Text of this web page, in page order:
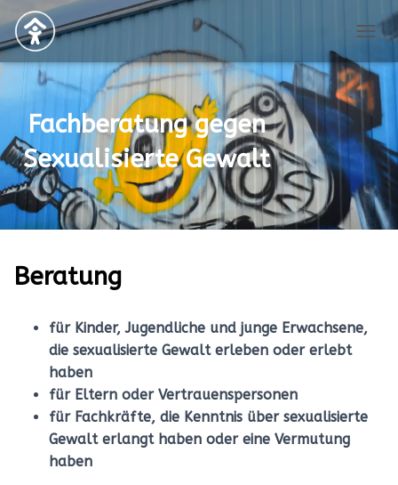
Fachberatung gegen
Sexualisierte Gewalt
Beratung
für Kinder, Jugendliche und junge Erwachsene,
die sexualisierte Gewalt erleben oder erlebt
haben
für Eltern oder Vertrauenspersonen
für Fachkräfte, die Kenntnis über sexualisierte
Gewalt erlangt haben oder eine Vermutung
haben